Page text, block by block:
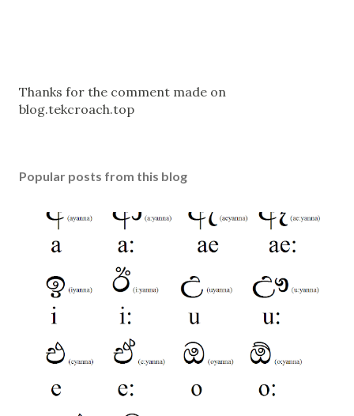
P
o
C
Thanks for the comment made on
blog.tekcroach.top
Popular posts from this blog